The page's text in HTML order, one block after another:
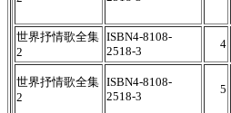
世界抒情歌全集
2
ISBN4-8108-
2518-3
4
世界抒情歌全集
2
ISBN4-8108-
2518-3
5